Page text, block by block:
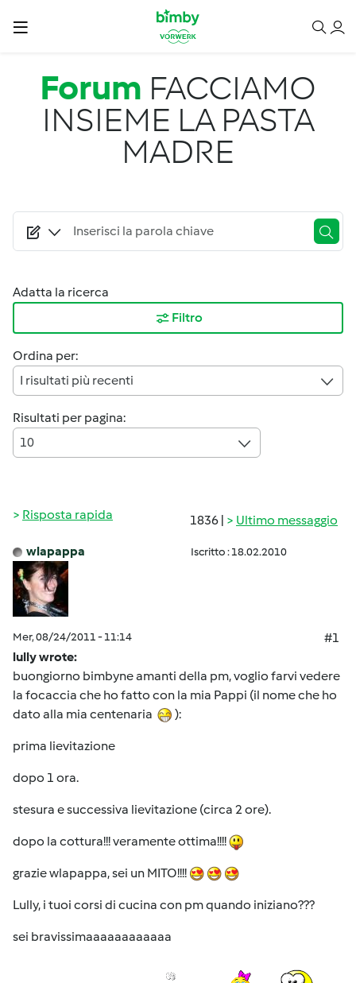
Salta al contenuto principale
Forum FACCIAMO
INSIEME LA PASTA
MADRE
Adatta la ricerca
Filtro
Ordina per:
I risultati più recenti
Risultati per pagina:
10
1836 | Ultimo messaggio
Risposta rapida
wlapappa Iscritto : 18.02.2010
Mer, 08/24/2011 - 11:14
#1
lully wrote:
buongiorno bimbyne amanti della pm, voglio farvi vedere
la focaccia che ho fatto con la mia Pappi (il nome che ho
dato alla mia centenaria
):
prima lievitazione
dopo 1 ora.
stesura e successiva lievitazione (circa 2 ore).
dopo la cottura!!! veramente ottima!!!!
grazie wlapappa, sei un MITO!!!!
Lully, i tuoi corsi di cucina con pm quando iniziano???
sei bravissimaaaaaaaaaaaa